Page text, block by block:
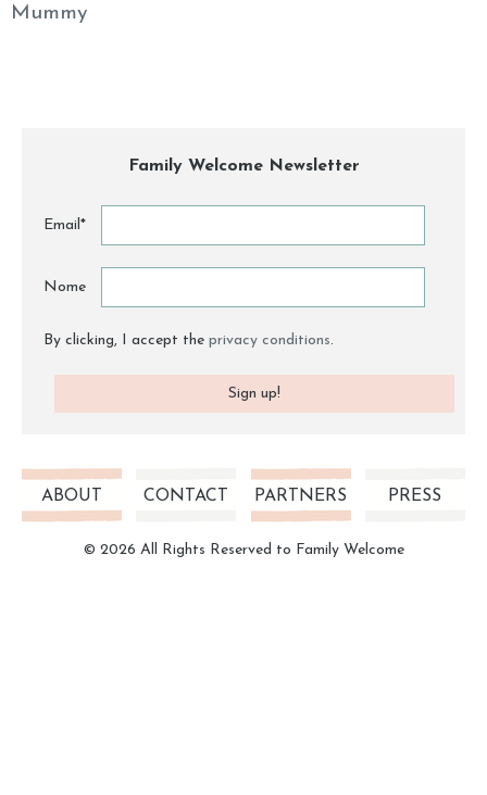
Mummy
Family Welcome Newsletter
Email*
Nome
By clicking, I accept the privacy conditions.
ABOUT CONTACT PARTNERS PRESS
© 2026 All Rights Reserved to Family Welcome